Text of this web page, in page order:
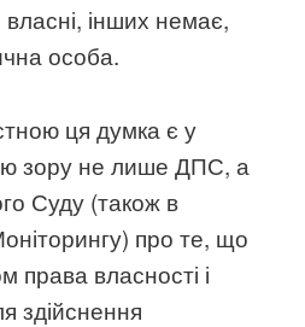
інших немає,
особа.
ця думка є у
зору не лише ДПС, а
Суду (також в
про те, що
права власності і
здійснення